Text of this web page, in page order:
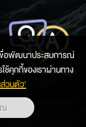
ช่องทางการสอบถามข้อมูล
เพื่อพัฒนาประสบการณ์
ช้คุกกี้ของเราผ่านทาง
ส่วนตัว'
ณ